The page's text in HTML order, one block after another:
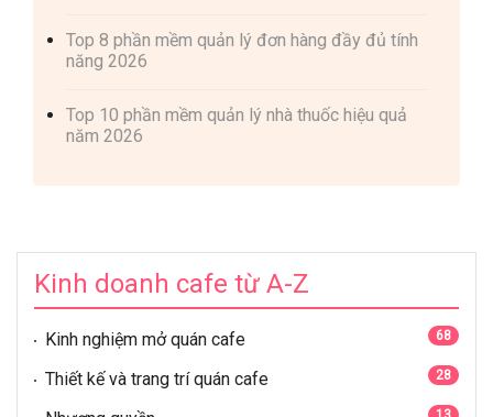
Top 8 phần mềm quản lý đơn hàng đầy đủ tính
năng 2026
Top 10 phần mềm quản lý nhà thuốc hiệu quả
năm 2026
Kinh doanh cafe từ A-Z
Kinh nghiệm mở quán cafe 68
Thiết kế và trang trí quán cafe 28